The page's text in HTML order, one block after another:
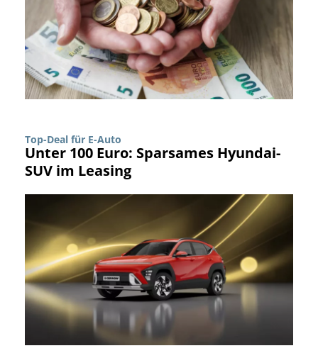
Top-Deal für E-Auto
Unter 100 Euro: Sparsames Hyundai-
SUV im Leasing